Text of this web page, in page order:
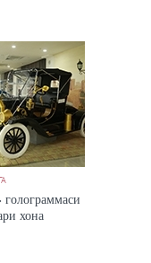
голограммаси
хона